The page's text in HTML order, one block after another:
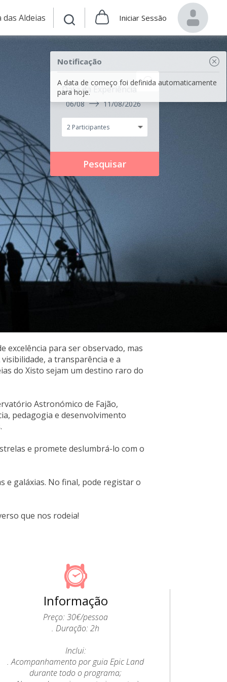
das Aldeias Iniciar Sessão
Notificação
A data de começo foi definida automaticamente
para hoje.
Data da Experiência
06/08 11/08/2026
excelência para ser observado, mas
a transparência e a
do Xisto sejam um destino raro do
Astronómico de Fajão,
pedagogia e desenvolvimento
e promete deslumbrá-lo com o
e galáxias. No final, pode registar o
que nos rodeia!
Informação
Preço: 30€/pessoa
. Duração: 2h
Inclui:
. Acompanhamento por guia Epic Land
durante todo o programa;